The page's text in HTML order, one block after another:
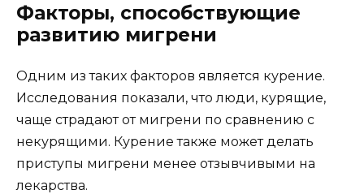
Факторы, способствующие
развитию мигрени
Одним из таких факторов является курение.
Исследования показали, что люди, курящие,
чаще страдают от мигрени по сравнению с
некурящими. Курение также может делать
приступы мигрени менее отзывчивыми на
лекарства.